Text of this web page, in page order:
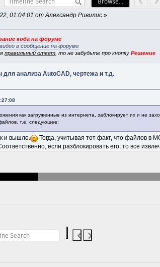
01:04:01 от Александр Ривилис »
кода на форуме
в сообщение на форуме
правильный ответ , то не забудьте про кнопкуРешение
для анализа AutoCAD, чертежа и т.д.
как загруженные из интернета, заблокирует их и не
т.е. следующее:
и вышло.
Тогда, учитывая тот факт, что файлов в
если разблокировать его, то все